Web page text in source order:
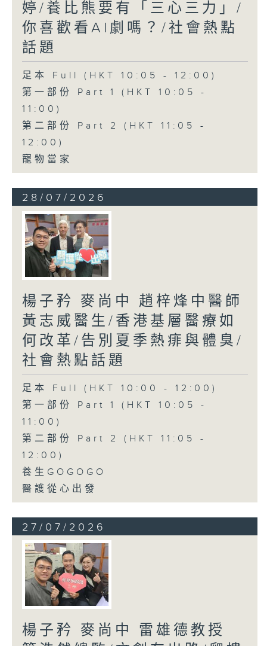
婷/養比熊要有「三心三力」/
你喜歡看AI劇嗎？/社會熱點
話題
足本 Full (HKT 10:05 - 12:00)
第一部份 Part 1 (HKT 10:05 -
11:00)
第二部份 Part 2 (HKT 11:05 -
12:00)
寵物當家
28/07/2026
楊子矜 麥尚中 趙梓烽中醫師
黃志威醫生/香港基層醫療如
何改革/告別夏季熱痱與體臭/
社會熱點話題
足本 Full (HKT 10:00 - 12:00)
第一部份 Part 1 (HKT 10:05 -
11:00)
第二部份 Part 2 (HKT 11:05 -
12:00)
養生GOGOGO
醫護從心出發
27/07/2026
楊子矜 麥尚中 雷雄德教授